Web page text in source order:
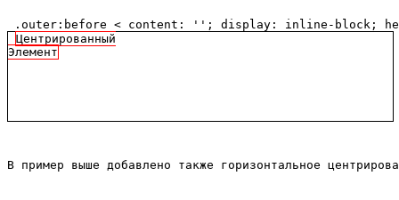
.outer:before < content: ''; display: inline-block;
Центрированный
Элемент
В пример выше добавлено также горизонтальное